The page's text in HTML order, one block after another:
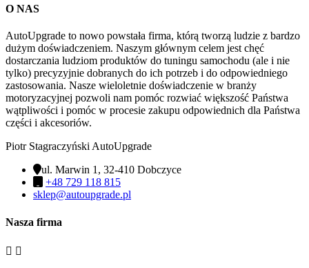
O NAS
AutoUpgrade to nowo powstała firma, którą tworzą ludzie z bardzo
dużym doświadczeniem. Naszym głównym celem jest chęć
dostarczania ludziom produktów do tuningu samochodu (ale i nie
tylko) precyzyjnie dobranych do ich potrzeb i do odpowiedniego
zastosowania. Nasze wieloletnie doświadczenie w branży
motoryzacyjnej pozwoli nam pomóc rozwiać większość Państwa
wątpliwości i pomóc w procesie zakupu odpowiednich dla Państwa
części i akcesoriów.
Piotr Stagraczyński AutoUpgrade
ul. Marwin 1, 32-410 Dobczyce
+48 729 118 815
sklep@autoupgrade.pl
Nasza firma
 